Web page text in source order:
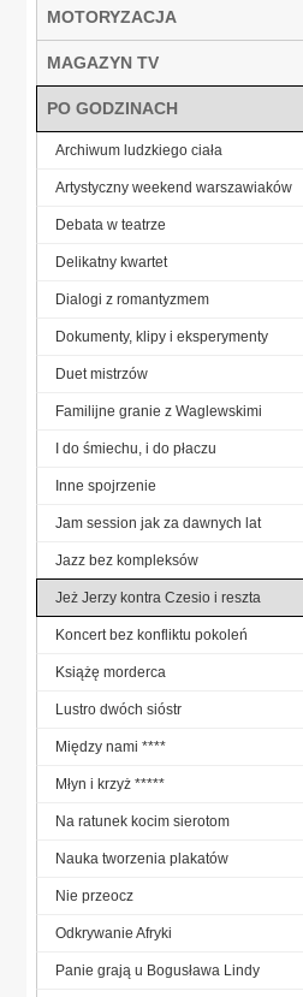
MOTORYZACJA
MAGAZYN TV
PO GODZINACH
Archiwum ludzkiego ciała
Artystyczny weekend warszawiaków
Debata w teatrze
Delikatny kwartet
Dialogi z romantyzmem
Dokumenty, klipy i eksperymenty
Duet mistrzów
Familijne granie z Waglewskimi
I do śmiechu, i do płaczu
Inne spojrzenie
Jam session jak za dawnych lat
Jazz bez kompleksów
Jeż Jerzy kontra Czesio i reszta
Koncert bez konfliktu pokoleń
Książę morderca
Lustro dwóch sióstr
Między nami ****
Młyn i krzyż *****
Na ratunek kocim sierotom
Nauka tworzenia plakatów
Nie przeocz
Odkrywanie Afryki
Panie grają u Bogusława Lindy